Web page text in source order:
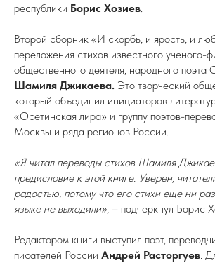
республики Борис Хозиев.
Второй сборник «И скорбь, и ярость, и
переложения стихов известного ученого-
общественного деятеля, народного
Шамиля Джикаева. Это творческий
который объединил инициаторов
«Осетинская лира» и группу поэтов-
Москвы и ряда регионов России.
«Я читал переводы стихов Шамиля
предисловие к этой книге. Уверен,
радостью, потому что его стихи еще ни
языке не выходили», – подчеркнул Борис
Редактором книги выступил поэт,
писателей России Андрей Расторгуев.